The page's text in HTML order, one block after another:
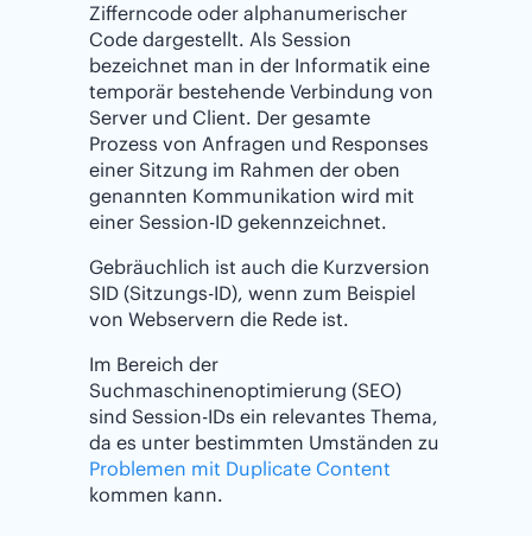
Zifferncode oder alphanumerischer
Code dargestellt. Als Session
bezeichnet man in der Informatik eine
temporär bestehende Verbindung von
Server und Client. Der gesamte
Prozess von Anfragen und Responses
einer Sitzung im Rahmen der oben
genannten Kommunikation wird mit
einer Session-ID gekennzeichnet.
Gebräuchlich ist auch die Kurzversion
SID (Sitzungs-ID), wenn zum Beispiel
von Webservern die Rede ist.
Im Bereich der
Suchmaschinenoptimierung (SEO)
sind Session-IDs ein relevantes Thema,
da es unter bestimmten Umständen zu
Problemen mit Duplicate Content
kommen kann.